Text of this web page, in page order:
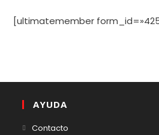
[ultimatemember
AYUDA
Contacto